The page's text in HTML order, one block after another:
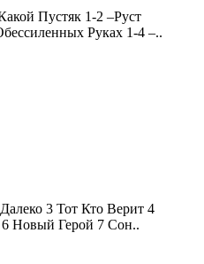
Пустяк 1-2 –Руст
Руках 1-4 –..
3 Тот Кто Верит 4
Новый Герой 7 Сон..